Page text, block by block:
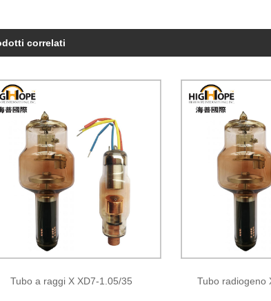
correlati
Tubo a raggi X XD7-1.05/35 Tubo radiogeno